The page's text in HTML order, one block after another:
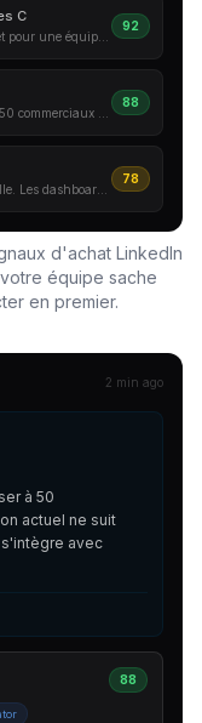
C
92
88
78
d'achat LinkedIn
équipe sache
en premier.
2 min ago
à 50
actuel ne suit
avec
88